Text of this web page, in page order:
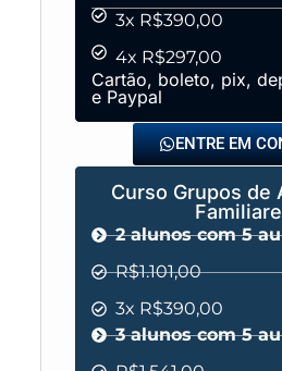
3x R$390,00
4x R$297,00
Cartão, boleto, pix,
e Paypal
ENTRE EM
Curso Grupos de
2 alunos com 5
R$1.101,00
3x R$390,00
3 alunos com 5